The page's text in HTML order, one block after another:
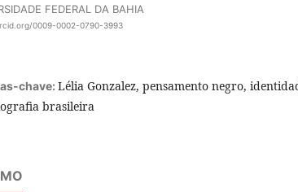
FEDERAL DA BAHIA
0009-0002-0790-3993
chave: Lélia Gonzalez, pensamento negro,
brasileira